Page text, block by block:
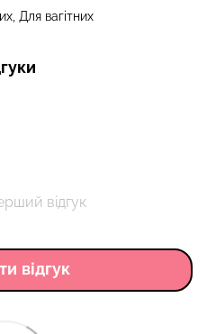
Для вагітних
відгук
відгук